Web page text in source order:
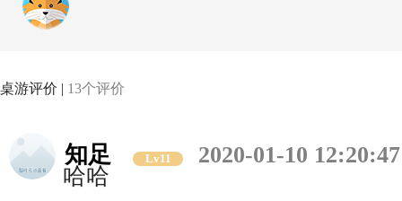
桌游评价 | 13个评价
知足 Lv11
2020-01-10 12:20:47
哈哈